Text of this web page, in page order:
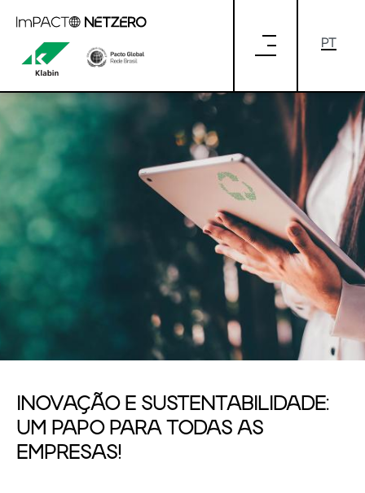
INOVAÇÃO E SUSTENTABILIDADE: UM
PAPO PARA TODAS AS EMPRESAS!
INOVAÇÃO E SUSTENTABILIDADE:
UM PAPO PARA TODAS AS
EMPRESAS!